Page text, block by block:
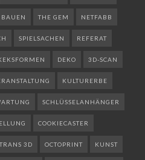
BAUEN THE GEM NETFABB
SPIELSACHEN REFERAT
DEKO 3D-SCAN
KULTURERBE
SCHLÜSSELANHÄNGER
COOKIECASTER
3D OCTOPRINT KUNST